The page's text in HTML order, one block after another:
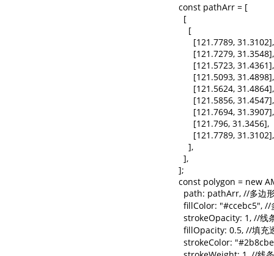
const pathArr = [
  [
    [
      [121.7789, 31.3102],
      [121.7279, 31.3548],
      [121.5723, 31.4361],
      [121.5093, 31.4898],
      [121.5624, 31.4864],
      [121.5856, 31.4547],
      [121.7694, 31.3907],
      [121.796, 31.3456],
      [121.7789, 31.3102],
    ],
  ],
];
const polygon = new
path: pathArr, //多边
fillColor: "#ccebc5",
strokeOpacity: 1, //
fillOpacity: 0.5, //填
strokeColor: